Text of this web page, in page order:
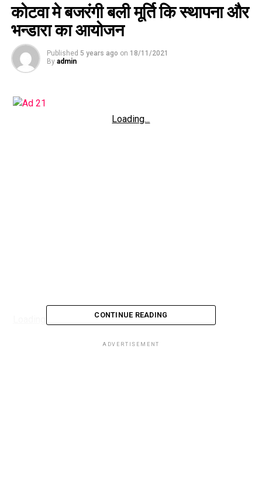
कोटवा मे बजरंगी बली मूर्ति कि स्थापना और
भन्डारा का आयोजन
Published 5 years ago on 18/11/2021
By admin
Loading...
CONTINUE READING
ADVERTISEMENT